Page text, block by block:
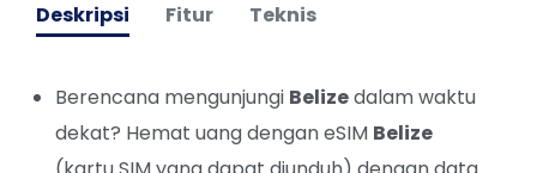
Deskripsi Fitur Teknis
Berencana mengunjungi Belizedalam waktu
dekat? Hemat uang dengan eSIM Belize